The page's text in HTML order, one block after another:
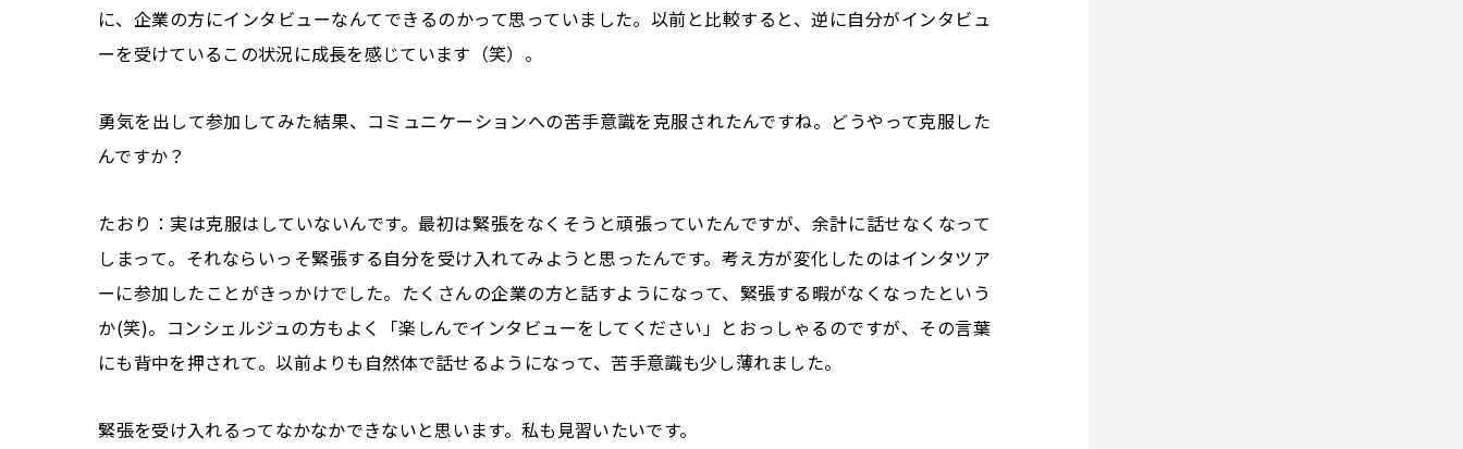
に、企業の方にインタビューなんてできるのかって思っていました。以前と比較すると、逆に自分がインタビュ
ーを受けているこの状況に成長を感じています（笑）。
――勇気を出して参加してみた結果、コミュニケーションへの苦手意識を克服されたんですね。どうやって克服した
んですか？
たおり：実は克服はしていないんです。最初は緊張をなくそうと頑張っていたんですが、余計に話せなくなって
しまって。それならいっそ緊張する自分を受け入れてみようと思ったんです。考え方が変化したのはインタツア
ーに参加したことがきっかけでした。たくさんの企業の方と話すようになって、緊張する暇がなくなったという
か(笑)。コンシェルジュの方もよく「楽しんでインタビューをしてください」とおっしゃるのですが、その言葉
にも背中を押されて。以前よりも自然体で話せるようになって、苦手意識も少し薄れました。
――緊張を受け入れるってなかなかできないと思います。私も見習いたいです。